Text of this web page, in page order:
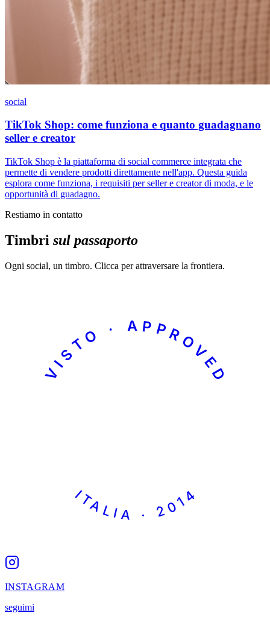
social
TikTok Shop: come funziona e quanto guadagnano
seller e creator
TikTok Shop è la piattaforma di social commerce integrata che
permette di vendere prodotti direttamente nell'app. Questa guida
esplora come funziona, i requisiti per seller e creator di moda, e le
opportunità di guadagno.
Restiamo in contatto
Timbri sul passaporto
Ogni social, un timbro. Clicca per attraversare la frontiera.
VISTO · APPROVED
ITALIA · 2014
INSTAGRAM
seguimi